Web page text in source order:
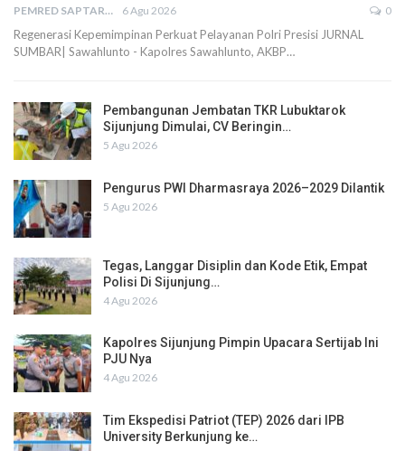
PEMRED SAPTARIUS 6 Agu 2026 0
Regenerasi Kepemimpinan Perkuat Pelayanan Polri Presisi JURNAL
SUMBAR| Sawahlunto - Kapolres Sawahlunto, AKBP…
Pembangunan Jembatan TKR Lubuktarok
Sijunjung Dimulai, CV Beringin…
5 Agu 2026
Pengurus PWI Dharmasraya 2026–2029 Dilantik
5 Agu 2026
Tegas, Langgar Disiplin dan Kode Etik, Empat
Polisi Di Sijunjung…
4 Agu 2026
Kapolres Sijunjung Pimpin Upacara Sertijab Ini
PJU Nya
4 Agu 2026
Tim Ekspedisi Patriot (TEP) 2026 dari IPB
University Berkunjung ke…